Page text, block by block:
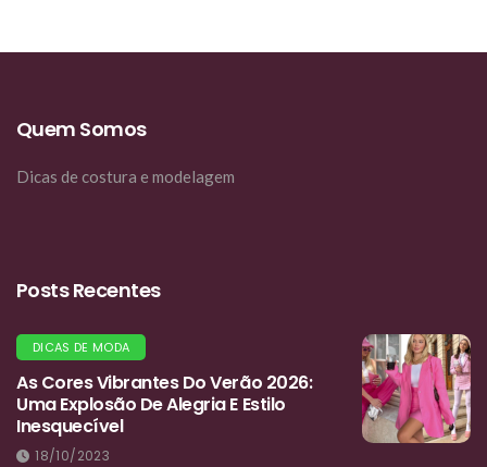
Quem Somos
Dicas de costura e modelagem
Posts Recentes
DICAS DE MODA
As Cores Vibrantes Do Verão 2026:
Uma Explosão De Alegria E Estilo
Inesquecível
18/10/2023